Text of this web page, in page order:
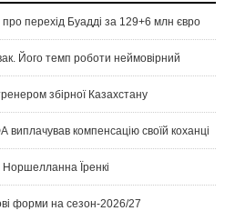
перехід Буадді за 129+6 млн євро
Його темп роботи неймовірний
збірної Казахстану
виплачував компенсацію своїй коханці
Норшелланна Їренкі
форми на сезон-2026/27